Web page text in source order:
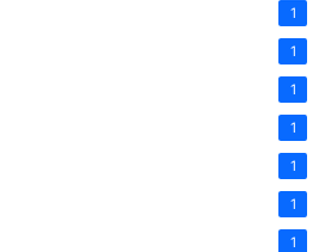
1
1
1
1
1
1
1